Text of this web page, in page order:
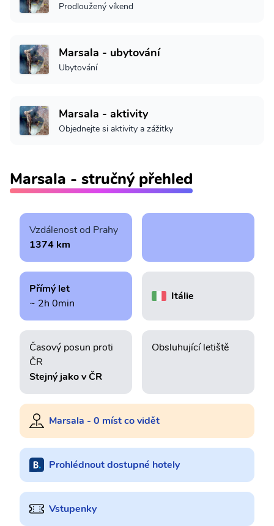
Prodloužený víkend
Marsala - ubytování
Ubytování
Marsala - aktivity
Objednejte si aktivity a zážitky
Marsala - stručný přehled
Vzdálenost od Prahy
1374 km
Přímý let
~ 2h 0min
Itálie
Časový posun proti
ČR
Stejný jako v ČR
Obsluhující letiště
Marsala - 0 míst co vidět
Prohlédnout dostupné hotely
Vstupenky